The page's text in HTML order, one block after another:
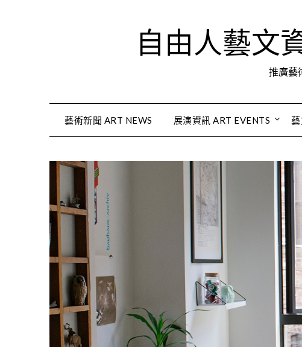
自由人藝文
推廣藝
藝術新聞 ART NEWS 展演資訊 ART EVENTS